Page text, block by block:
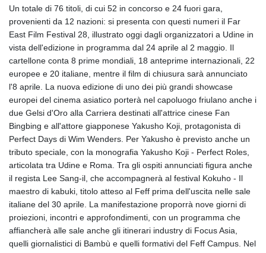
Un totale di 76 titoli, di cui 52 in concorso e 24 fuori gara,
provenienti da 12 nazioni: si presenta con questi numeri il Far
East Film Festival 28, illustrato oggi dagli organizzatori a Udine in
vista dell'edizione in programma dal 24 aprile al 2 maggio. Il
cartellone conta 8 prime mondiali, 18 anteprime internazionali, 22
europee e 20 italiane, mentre il film di chiusura sarà annunciato
l'8 aprile. La nuova edizione di uno dei più grandi showcase
europei del cinema asiatico porterà nel capoluogo friulano anche i
due Gelsi d'Oro alla Carriera destinati all'attrice cinese Fan
Bingbing e all'attore giapponese Yakusho Koji, protagonista di
Perfect Days di Wim Wenders. Per Yakusho è previsto anche un
tributo speciale, con la monografia Yakusho Koji - Perfect Roles,
articolata tra Udine e Roma. Tra gli ospiti annunciati figura anche
il regista Lee Sang-il, che accompagnerà al festival Kokuho - Il
maestro di kabuki, titolo atteso al Feff prima dell'uscita nelle sale
italiane del 30 aprile. La manifestazione proporrà nove giorni di
proiezioni, incontri e approfondimenti, con un programma che
affiancherà alle sale anche gli itinerari industry di Focus Asia,
quelli giornalistici di Bambù e quelli formativi del Feff Campus. Nel